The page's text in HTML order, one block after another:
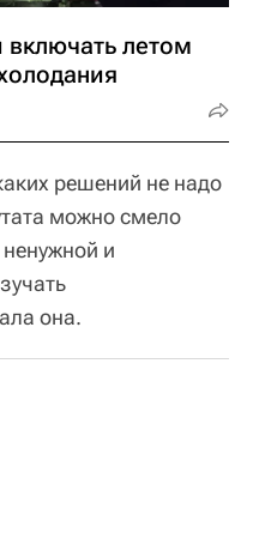
летом
решений не надо
можно смело
и
она.